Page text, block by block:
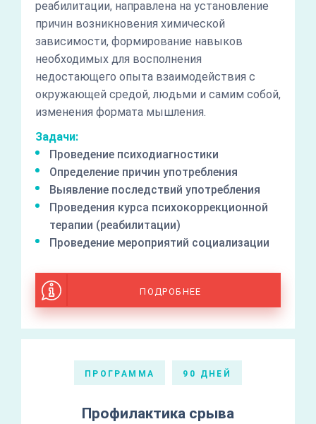
реабилитации, направлена на установление
причин возникновения химической
зависимости, формирование навыков
необходимых для восполнения
недостающего опыта взаимодействия с
окружающей средой, людьми и самим собой,
изменения формата мышления.
Задачи:
Проведение психодиагностики
Определение причин употребления
Выявление последствий употребления
Проведения курса психокоррекционной
терапии (реабилитации)
Проведение мероприятий социализации
ПОДРОБНЕЕ
ПРОГРАММА 90 ДНЕЙ
Профилактика срыва